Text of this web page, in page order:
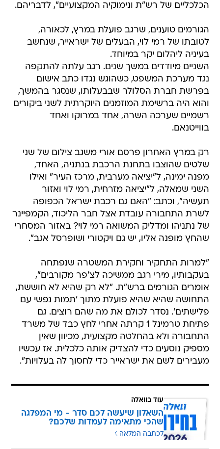
הכלכליים של רש"ת ונימוקיה המקצועיים", לדבריהם.
הגורמים טוענים, שרגב פועלת במרץ, לכאורה,
לטובתו של רמי לוי, הבעלים של ישראייר, שנחשב
בעיניה ליהלום יקר במיוחד.
השניים מיודדים במשך שנים. רגב עלתה להתקפה
נגד מערכת המשפט, כשהוגש נגדו כתב אישום
בפרשת חברת הסלולר שבבעלותו, שנסגר בהמשך,
והוא היה ברשימת המוזמנים היוקרתית לשני ביקורים
רשמיים שערכה השרה, אחד במרוקו ואחד
בווייטנאם.
רק במרץ האחרון פרסם אורי משגב צילום של שני
שלטים שהוצבו בתחנת הרכבת בנתניה, האחד,
מפנה ימינה, ל"יציאה מערבית, מרכז העיר" ואילו
השני שמאלה, ל"יציאה מזרחית, רמי לוי ואזור
תעשיה", וכתב: "האם גם רכבת ישראל הכפופה
לשרת התחבורה עובדת אצל חבר הליכוד, הקמפיינר
של נתניהו ומדליק המשואה רמי לוי? באזור המסחרי
שהחץ מופנה אליו, יש גם ויקטורי ושופרסל אגב".
"למרות התחקיר וחקירת המשטרה שנפתחה
בעקבותיו, מירי רגב ממשיכה לצ'פר מקורבים",
אומרים הגורמים ברש"ת. "לא רק שהיא לא חוששת,
התחושה שהיא שהיא פועלת מתוך 'תמות נפשי עם
פלישתים'. נסדר לכולם את מה שהם רוצים. גם
פתיחת טרמינל 1 קרתה אחרי לחץ כבד של משרד
התחבורה ולא בהחלטה מקצועית, מכיוון שאין
מספיק נוסעים כדי להצדיק אותה כלכלית. אז עכשיו
מעבירים לשם את ישראייר כדי לחסוך לה בעלויות".
עוד בוואלה
השאלון שיעשה לכם סדר - מי המפלגה
שהכי מתאימה לעמדות שלכם?
לכתבה המלאה